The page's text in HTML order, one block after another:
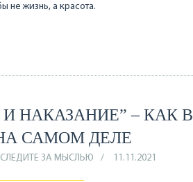
не жизнь, а красота.
НАКАЗАНИЕ” – КАК
САМОМ ДЕЛЕ
СЛЕДИТЕ ЗА МЫСЛЬЮ 11.11.2021